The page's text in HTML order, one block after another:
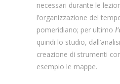
necessari durante le
l’organizzazione del
pomeridiano; per ultimo
quindi lo studio,
creazione di strumenti
esempio le mappe.